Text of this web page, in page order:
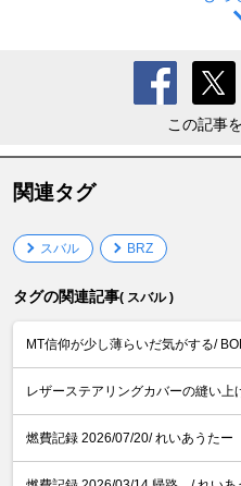
この記事
関連タグ
スバル BRZ
タグの関連記事( スバル )
MT信仰が少し薄らいだ気がする/
レザーステアリングカバーの縫い上
燃費記録 2026/07/20/ れいあうたー